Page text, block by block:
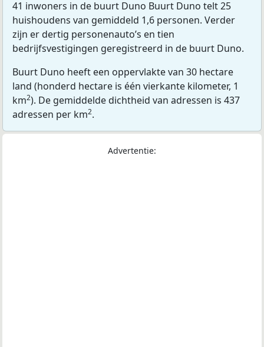
41 inwoners in de buurt Duno Buurt Duno telt 25
huishoudens van gemiddeld 1,6 personen. Verder
zijn er dertig personenauto’s en tien
bedrijfsvestigingen geregistreerd in de buurt Duno.
Buurt Duno heeft een oppervlakte van 30 hectare
land (honderd hectare is één vierkante kilometer, 1
km2). De gemiddelde dichtheid van adressen is 437
adressen per km2.
Advertentie: